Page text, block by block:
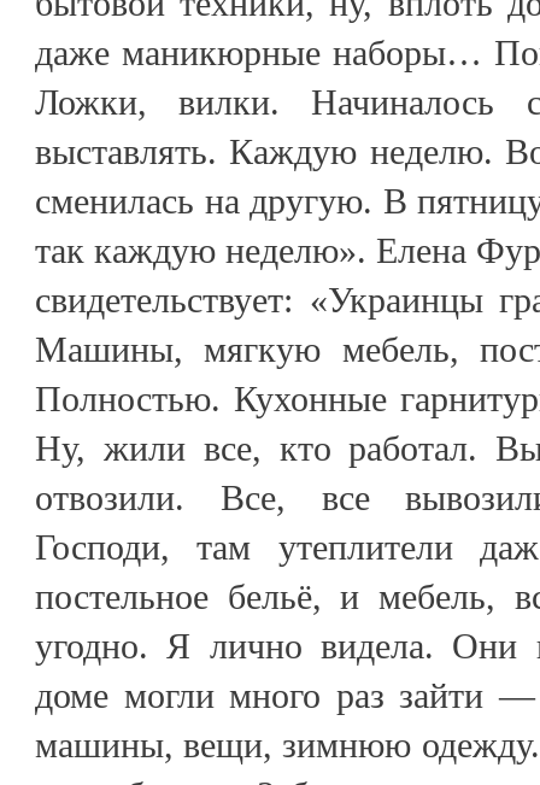
даже маникюрные наборы…
Ложки, вилки. Начиналось
выставлять. Каждую неделю.
сменилась на другую. В
так каждую неделю». Елена
свидетельствует: «Украинцы
Машины, мягкую мебель,
Полностью. Кухонные
Ну, жили все, кто работал.
отвозили. Все, все
Господи, там утеплители
постельное бельё, и мебель,
угодно. Я лично видела.
доме могли много раз зайти
машины, вещи, зимнюю